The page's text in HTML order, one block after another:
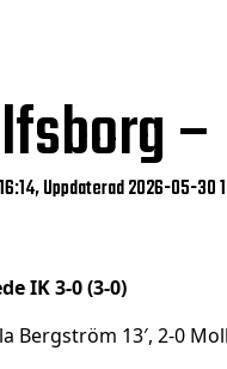
Uppdaterad 2026-05-30
IK 3-0 (3-0)
Bergström 13′, 2-0